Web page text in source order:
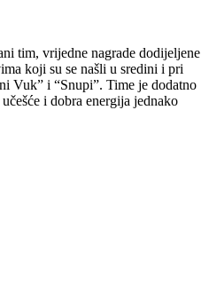
tim, vrijedne nagrade dodijeljene
koji su se našli u sredini i pri
Vuk” i “Snupi”. Time je dodatno
i dobra energija jednako